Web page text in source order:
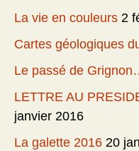
La vie en couleurs 2
Cartes géologiques
Le passé de
LETTRE AU
janvier 2016
La galette 2016 20